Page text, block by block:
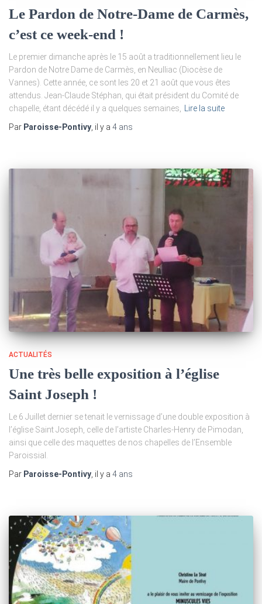
Le Pardon de Notre-Dame de Carmès,
c’est ce week-end !
Le premier dimanche après le 15 août a traditionnellement lieu le
Pardon de Notre Dame de Carmès, en Neulliac (Diocèse de
Vannes). Cette année, ce sont les 20 et 21 août que vous êtes
attendus. Jean-Claude Stéphan, qui était président du Comité de
chapelle, étant décédé il y a quelques semaines, Lire la suite
Par Paroisse-Pontivy, il y a 4 ans
ACTUALITÉS
Une très belle exposition à l’église
Saint Joseph !
Le 6 Juillet dernier se tenait le vernissage d’une double exposition à
l’église Saint Joseph, celle de l’artiste Charles-Henry de Pimodan,
ainsi que celle des maquettes de nos chapelles de l’Ensemble
Paroissial.
Par Paroisse-Pontivy , il y a 4 ans